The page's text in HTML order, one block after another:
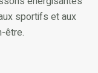
sportifs et aux
être.